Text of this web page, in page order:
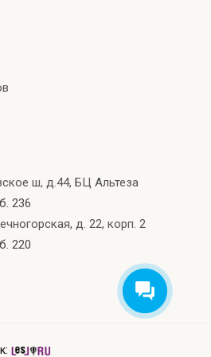
ш, д.44, БЦ Альтеза
236
д. 22, корп. 2
220